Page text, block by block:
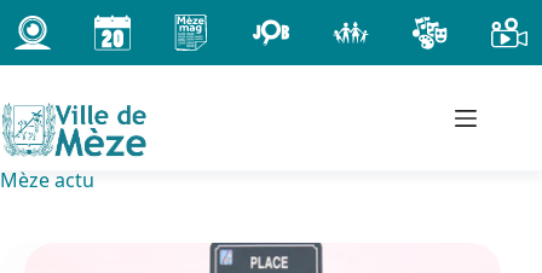
Passer
au
contenu
Mèze actu